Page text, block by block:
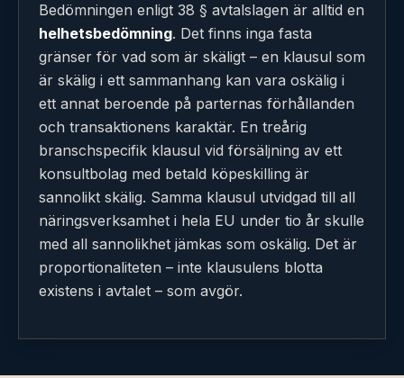
Bedömningen enligt 38 § avtalslagen är alltid en
helhetsbedömning. Det finns inga fasta
gränser för vad som är skäligt – en klausul som
är skälig i ett sammanhang kan vara oskälig i
ett annat beroende på parternas förhållanden
och transaktionens karaktär. En treårig
branschspecifik klausul vid försäljning av ett
konsultbolag med betald köpeskilling är
sannolikt skälig. Samma klausul utvidgad till all
näringsverksamhet i hela EU under tio år skulle
med all sannolikhet jämkas som oskälig. Det är
proportionaliteten – inte klausulens blotta
existens i avtalet – som avgör.